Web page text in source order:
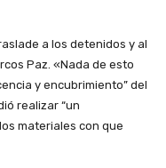
a los detenidos y al
Paz. «Nada de esto
y encubrimiento” del
realizar “un
materiales con que